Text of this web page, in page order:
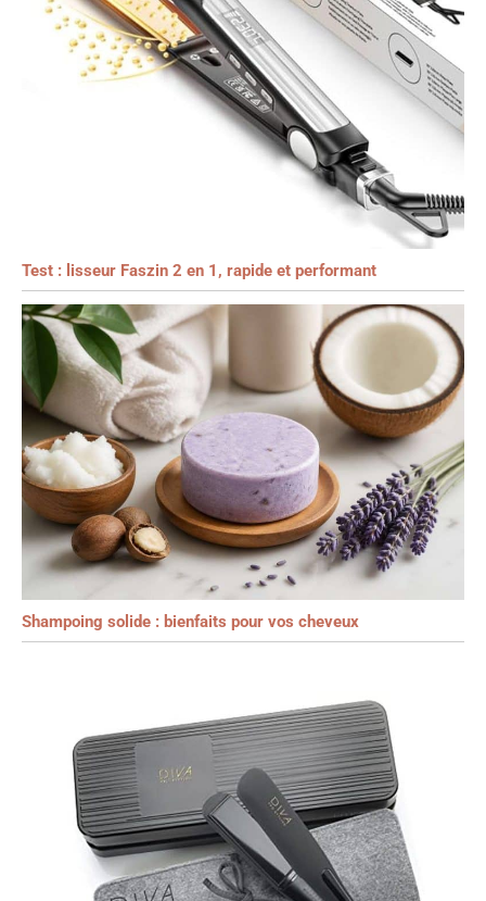
Test : lisseur Faszin 2 en 1, rapide et performant
Shampoing solide : bienfaits pour vos cheveux